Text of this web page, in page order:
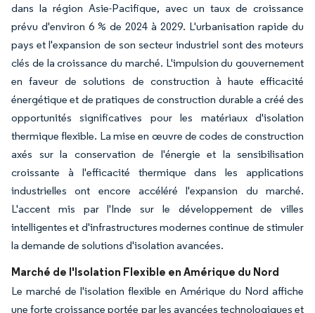
dans la région Asie-Pacifique, avec un taux de croissance
prévu d'environ 6 % de 2024 à 2029. L'urbanisation rapide du
pays et l'expansion de son secteur industriel sont des moteurs
clés de la croissance du marché. L'impulsion du gouvernement
en faveur de solutions de construction à haute efficacité
énergétique et de pratiques de construction durable a créé des
opportunités significatives pour les matériaux d'isolation
thermique flexible. La mise en œuvre de codes de construction
axés sur la conservation de l'énergie et la sensibilisation
croissante à l'efficacité thermique dans les applications
industrielles ont encore accéléré l'expansion du marché.
L'accent mis par l'Inde sur le développement de villes
intelligentes et d'infrastructures modernes continue de stimuler
la demande de solutions d'isolation avancées.
Marché de l'Isolation Flexible en Amérique du Nord
Le marché de l'isolation flexible en Amérique du Nord affiche
une forte croissance portée par les avancées technologiques et